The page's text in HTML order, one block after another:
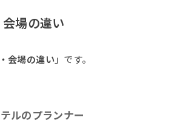
場の違い
会場の違い」です。
ルのプランナー